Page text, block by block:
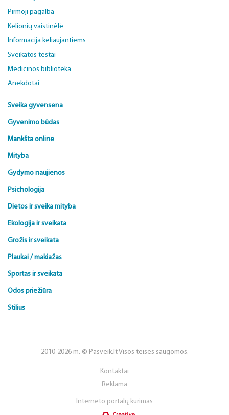
Pirmoji pagalba
Kelionių vaistinėlė
Informacija keliaujantiems
Sveikatos testai
Medicinos biblioteka
Anekdotai
Sveika gyvensena
Gyvenimo būdas
Mankšta online
Mityba
Gydymo naujienos
Psichologija
Dietos ir sveika mityba
Ekologija ir sveikata
Grožis ir sveikata
Plaukai / makiažas
Sportas ir sveikata
Odos priežiūra
Stilius
2010-2026 m. © Pasveik.lt Visos teisės saugomos.
Kontaktai
Reklama
Interneto portalų kūrimas